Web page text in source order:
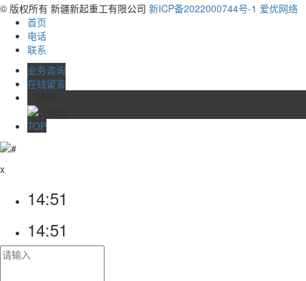
© 版权所有 新疆新起重工有限公司 新ICP备2022000744号-1 爱优网络
首页
电话
联系
业务咨询
在线留言
TOP
x
14:51
14:51